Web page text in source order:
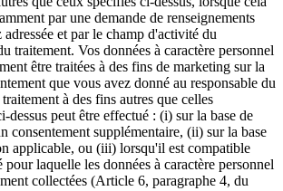
par une demande de renseignements
adressée et par le champ d'activité du
traitement. Vos données à caractère personnel
être traitées à des fins de marketing sur la
que vous avez donné au responsable du
à des fins autres que celles
dessus peut être effectué : (i) sur la base de
consentement supplémentaire, (ii) sur la base
applicable, ou (iii) lorsqu'il est compatible
laquelle les données à caractère personnel
collectées (Article 6, paragraphe 4, du